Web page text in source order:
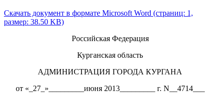
Скачать документ в формате Microsoft Word (страниц: 1,
размер: 38.50 KB)
Российская Федерация
Курганская область
АДМИНИСТРАЦИЯ ГОРОДА КУРГАНА
от «_27_»_________июня 2013_________ г. N__4714___